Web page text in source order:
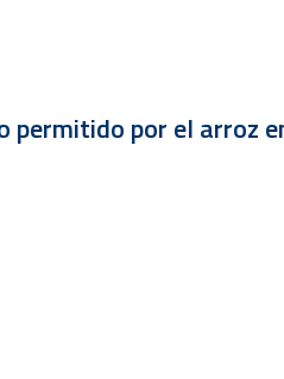
permitido por el arroz